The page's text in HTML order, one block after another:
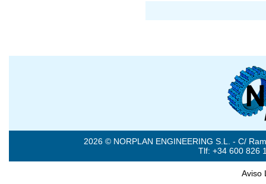
2026 © NORPLAN ENGINEERING S.L. - C/
Tlf: +34 600 826
Aviso